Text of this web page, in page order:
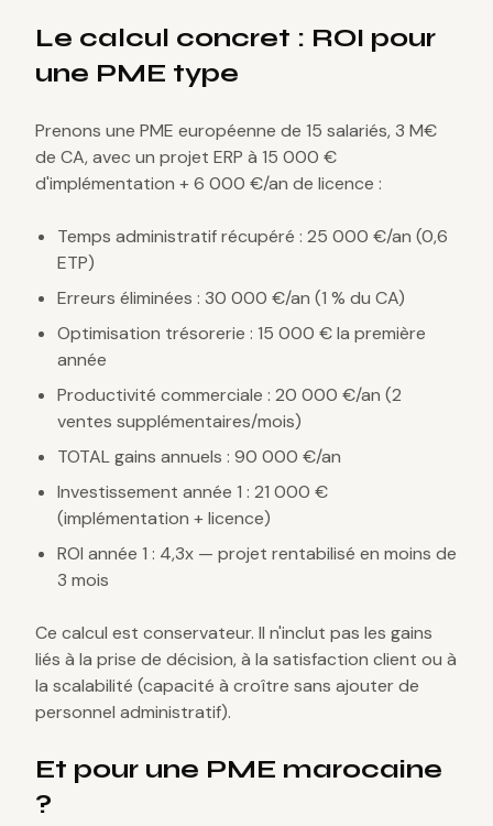
Le calcul concret : ROI pour
une PME type
Prenons une PME européenne de 15 salariés, 3 M€
de CA, avec un projet ERP à 15 000 €
d'implémentation + 6 000 €/an de licence :
Temps administratif récupéré : 25 000 €/an (0,6
ETP)
Erreurs éliminées : 30 000 €/an (1 % du CA)
Optimisation trésorerie : 15 000 € la première
année
Productivité commerciale : 20 000 €/an (2
ventes supplémentaires/mois)
TOTAL gains annuels : 90 000 €/an
Investissement année 1 : 21 000 €
(implémentation + licence)
ROI année 1 : 4,3x — projet rentabilisé en moins de
3 mois
Ce calcul est conservateur. Il n'inclut pas les gains
liés à la prise de décision, à la satisfaction client ou à
la scalabilité (capacité à croître sans ajouter de
personnel administratif).
Et pour une PME marocaine
?